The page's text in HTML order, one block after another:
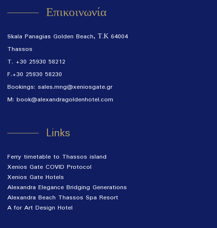
Επικοινωνία
Skala Panagias Golden Beach, Τ.Κ 64004
Thassos
T. +30 25930 58212
F.+30 25930 58230
Bookings: sales.mng@xeniosgate.gr
M: book@alexandragoldenhotel.com
Links
Ferry timetable to Thassos island
Xenios Gate COVID Protocol
Xenios Gate Hotels
Alexandra Elegance Bridging Generations
Alexandra Beach Thassos Spa Resort
A for Art Design Hotel